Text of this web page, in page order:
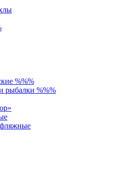
%%%
рыбалки %%%